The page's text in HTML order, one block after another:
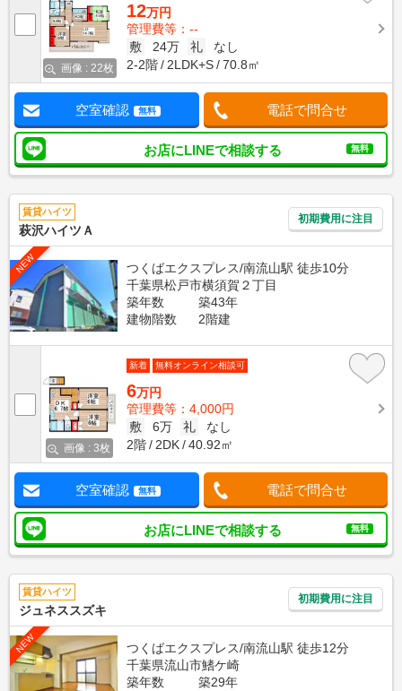
画像 : 22枚
12万円
管理費等：--
敷
24万 礼
なし
2-2階
2LDK+S 70.8㎡
空室確認 無料 電話で問合せ
お店にLINEで相談する 無料
賃貸ハイツ
萩沢ハイツＡ
初期費用に注目
NEW
つくばエクスプレス/南流山駅 徒歩10分
千葉県松戸市横須賀２丁目
築年数
築43年
建物階数
2階建
画像 : 3枚
新着 無料オンライン相談可
6万円
管理費等：4,000円
敷
6万 礼
なし
2階
2DK 40.92㎡
空室確認 無料 電話で問合せ
お店にLINEで相談する 無料
賃貸ハイツ
ジュネススズキ
初期費用に注目
NEW
つくばエクスプレス/南流山駅 徒歩12分
千葉県流山市鰭ケ崎
築年数
築29年